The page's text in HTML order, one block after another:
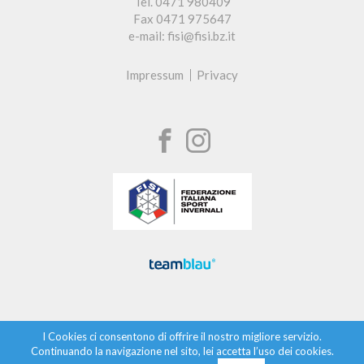
Fax 0471 975647
e-mail: fisi@fisi.bz.it
Impressum Privacy
I Cookies ci consentono di offrire il nostro migliore servizio.
Continuando la navigazione nel sito, lei accetta l’uso dei cookies.